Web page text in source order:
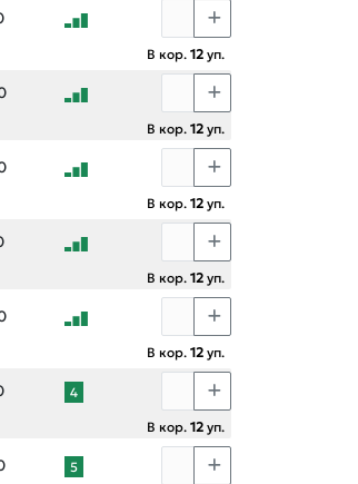
В кор. 12 уп.
В кор. 12 уп.
В кор. 12 уп.
В кор. 12 уп.
В кор. 12 уп.
4
В кор. 12 уп.
5